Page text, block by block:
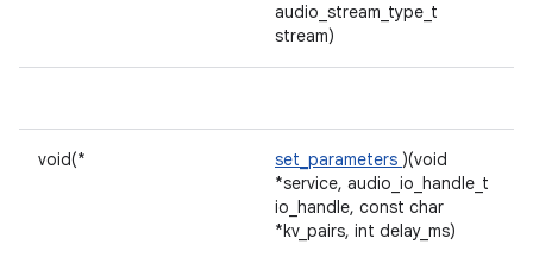
audio_stream_type_t
stream)
void(* set_parameters )(void
*service, audio_io_handle_t
io_handle, const char
*kv_pairs, int delay_ms)